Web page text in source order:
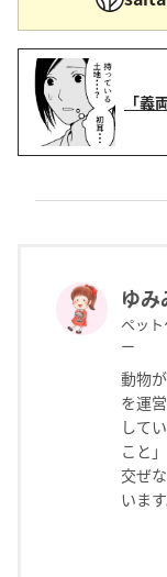
「
ゆみ
ペッ
ー
動物
を運
して
こと
交ぜ
います